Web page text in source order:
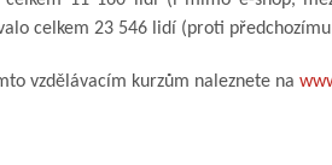
celkem 23 546 lidí (proti
vzdělávacím kurzům naleznete na